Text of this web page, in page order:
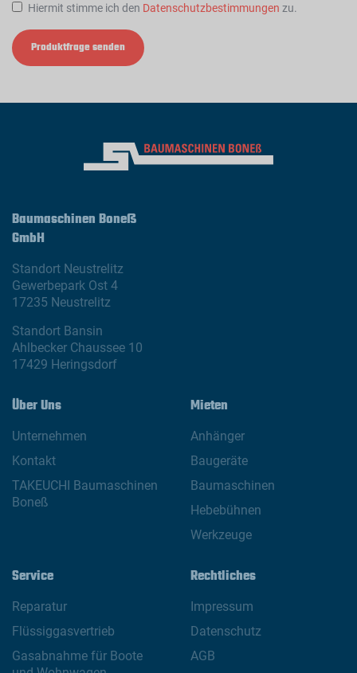
Hiermit stimme ich den Datenschutzbestimmungen zu.
Produktfrage senden
Baumaschinen Boneß
GmbH
Standort Neustrelitz
Gewerbepark Ost 4
17235 Neustrelitz
Standort Bansin
Ahlbecker Chaussee 10
17429 Heringsdorf
Über Uns
Unternehmen
Kontakt
TAKEUCHI Baumaschinen
Boneß
Mieten
Anhänger
Baugeräte
Baumaschinen
Hebebühnen
Werkzeuge
Service
Reparatur
Flüssiggasvertrieb
Gasabnahme für Boote
Rechtliches
Impressum
Datenschutz
AGB